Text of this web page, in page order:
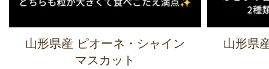
山形県産 ピオーネ・シャイン
マスカット
山形県